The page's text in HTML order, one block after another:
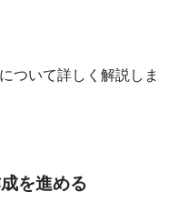
ついて詳しく解説しま
を進める